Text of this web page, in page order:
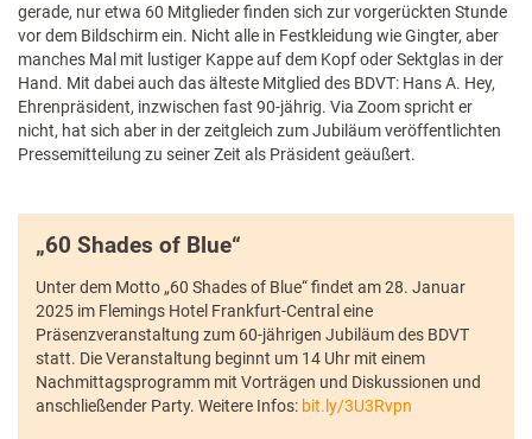
gerade, nur etwa 60 Mitglieder finden sich zur vorgerückten Stunde
vor dem Bildschirm ein. Nicht alle in Festkleidung wie Gingter, aber
manches Mal mit lustiger Kappe auf dem Kopf oder Sektglas in der
Hand. Mit dabei auch das älteste Mitglied des BDVT: Hans A. Hey,
Ehrenpräsident, inzwischen fast 90-jährig. Via Zoom spricht er
nicht, hat sich aber in der zeitgleich zum Jubiläum veröffentlichten
Pressemitteilung zu seiner Zeit als Präsident geäußert.
„60 Shades of Blue“
Unter dem Motto „60 Shades of Blue“ findet am 28. Januar
2025 im Flemings Hotel Frankfurt-Central eine
Präsenzveranstaltung zum 60-jährigen Jubiläum des BDVT
statt. Die Veranstaltung beginnt um 14 Uhr mit einem
Nachmittagsprogramm mit Vorträgen und Diskussionen und
anschließender Party. Weitere Infos: bit.ly/3U3Rvpn